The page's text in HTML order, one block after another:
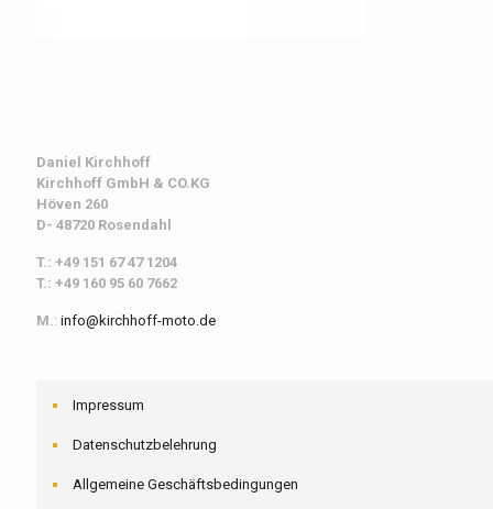
Daniel Kirchhoff
Kirchhoff GmbH & CO.KG
Höven 260
D- 48720 Rosendahl
T.: +49 151 67 47 1204
T.: +49 160 95 60 7662
M.: info@kirchhoff-moto.de
Impressum
Datenschutzbelehrung
Allgemeine Geschäftsbedingungen